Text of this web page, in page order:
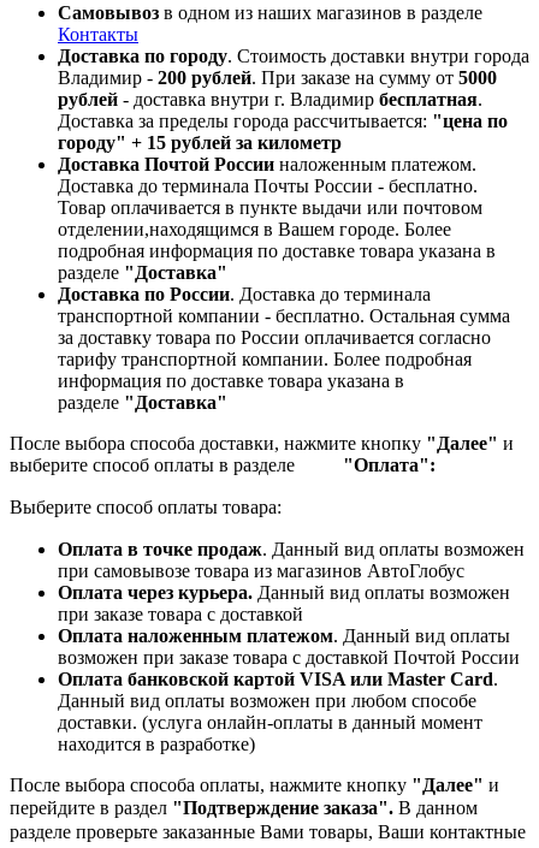
Самовывоз в одном из наших магазинов в разделе
Контакты
Доставка по городу. Стоимость доставки внутри города
Владимир - 200 рублей. При заказе на сумму от 5000
рублей - доставка внутри г. Владимир бесплатная.
Доставка за пределы города рассчитывается: "цена по
городу" + 15 рублей за километр
Доставка Почтой России наложенным платежом.
Доставка до терминала Почты России - бесплатно.
Товар оплачивается в пункте выдачи или почтовом
отделении,находящимся в Вашем городе. Более
подробная информация по доставке товара указана в
разделе "Доставка"
Доставка по России. Доставка до терминала
транспортной компании - бесплатно. Остальная сумма
за доставку товара по России оплачивается согласно
тарифу транспортной компании. Более подробная
информация по доставке товара указана в
разделе "Доставка"
После выбора способа доставки, нажмите кнопку "Далее" и
выберите способ оплаты в разделе "Оплата":
Выберите способ оплаты товара:
Оплата в точке продаж. Данный вид оплаты возможен
при самовывозе товара из магазинов АвтоГлобус
Оплата через курьера. Данный вид оплаты возможен
при заказе товара с доставкой
Оплата наложенным платежом. Данный вид оплаты
возможен при заказе товара с доставкой Почтой России
Оплата банковской картой VISA или Master Card.
Данный вид оплаты возможен при любом способе
доставки. (услуга онлайн-оплаты в данный момент
находится в разработке)
После выбора способа оплаты, нажмите кнопку "Далее" и
перейдите в раздел "Подтверждение заказа". В данном
разделе проверьте заказанные Вами товары, Ваши контактные